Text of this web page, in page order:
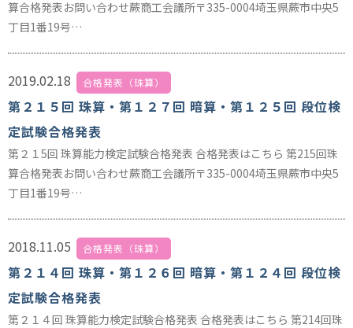
算合格発表お問い合わせ蕨商工会議所〒335-0004埼玉県蕨市中央5
丁目1番19号…
2019.02.18 合格発表（珠算）
第２１５回 珠算・第１２７回 暗算・第１２５回 段位検
定試験合格発表
第２１5回 珠算能力検定試験合格発表 合格発表はこちら 第215回珠
算合格発表お問い合わせ蕨商工会議所〒335-0004埼玉県蕨市中央5
丁目1番19号…
2018.11.05 合格発表（珠算）
第２１４回 珠算・第１２６回 暗算・第１２４回 段位検
定試験合格発表
第２１４回 珠算能力検定試験合格発表 合格発表はこちら 第214回珠